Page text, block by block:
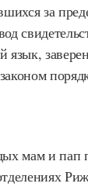
за
язык,
мам и пап